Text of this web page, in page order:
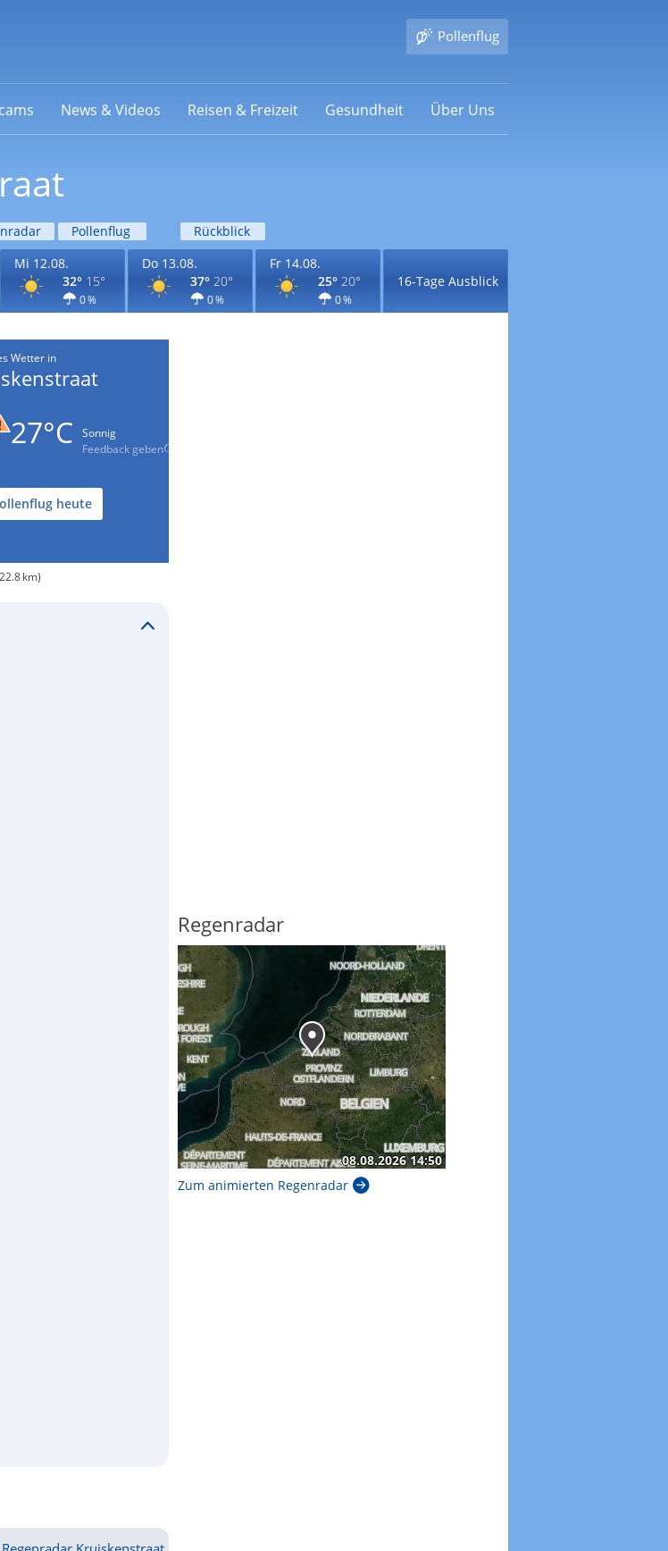
Pollenflug
News & Videos Reisen & Freizeit Gesundheit Über Uns
Pollenflug
Rückblick
Mi 12.08.
32° 15°
0 %
Do 13.08.
37° 20°
0 %
Fr 14.08.
25° 20°
0 %
16-Tage Ausblick
Wetter in
27°C
Sonnig
Feedback geben
heute
km)
Regenradar
Zum animierten Regenradar